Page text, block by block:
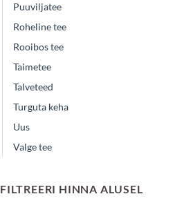
Puuviljatee
Roheline tee
Rooibos tee
Taimetee
Talveteed
Turguta keha
Uus
Valge tee
FILTREERI HINNA ALUSEL